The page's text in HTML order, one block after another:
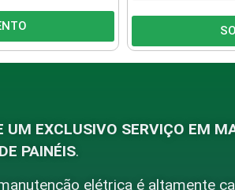
EXCLUSIVO SERVIÇO EM
PAINÉIS.
elétrica é altamente